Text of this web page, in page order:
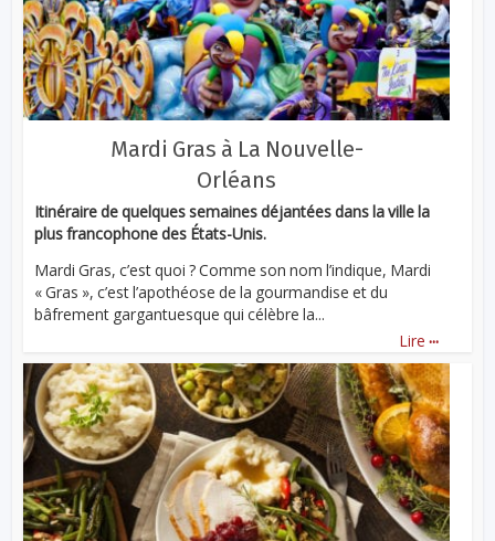
Mardi Gras à La Nouvelle-
Orléans
Itinéraire de quelques semaines déjantées dans la ville la
plus francophone des États-Unis.
Mardi Gras, c’est quoi ? Comme son nom l’indique, Mardi
« Gras », c’est l’apothéose de la gourmandise et du
bâfrement gargantuesque qui célèbre la...
Lire ...